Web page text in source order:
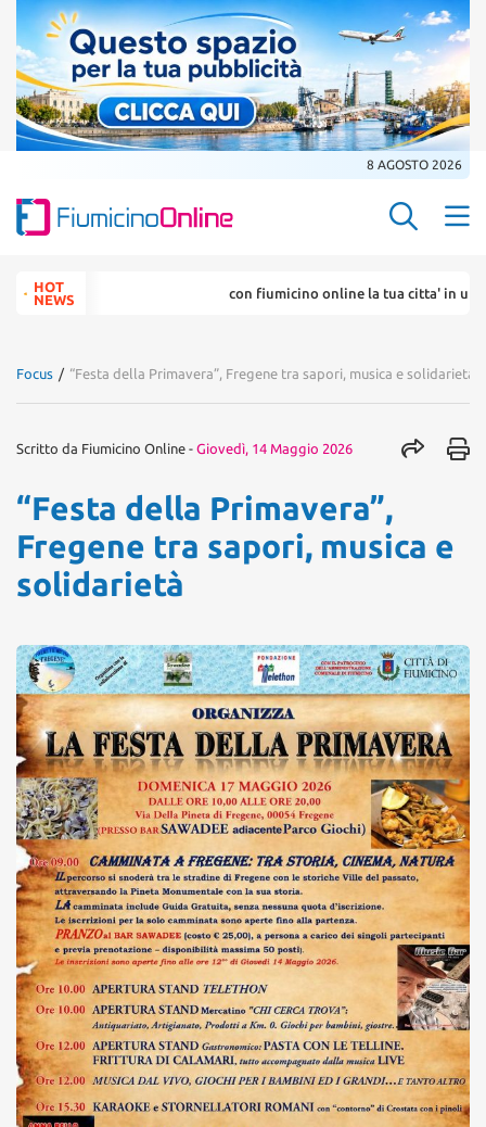
8 AGOSTO 2026
Search
for:HOT
NEWS
con fiumicino online la tua citta' in un ... click
Focus / “Festa della Primavera”, Fregene tra sapori, musica e solidarietà
Scritto da Fiumicino Online - Giovedì, 14 Maggio 2026
“Festa della Primavera”,
Fregene tra sapori, musica e
solidarietà